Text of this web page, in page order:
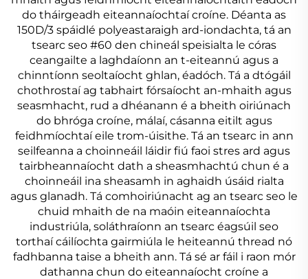
do tháirgeadh eiteannaíochtaí croíne. Déanta as
150D/3 spáidlé polyeastaraigh ard-iondachta, tá an
tsearc seo #60 den chineál speisialta le córas
ceangailte a laghdaíonn an t-eiteannú agus a
chinntíonn seoltaíocht ghlan, éadóch. Tá a dtógáil
chothrostaí ag tabhairt fórsaíocht an-mhaith agus
seasmhacht, rud a dhéanann é a bheith oiriúnach
do bhróga croíne, málaí, cásanna eitilt agus
feidhmíochtaí eile trom-úisithe. Tá an tsearc in ann
seilfeanna a choinneáil láidir fiú faoi stres ard agus
tairbheannaíocht dath a sheasmhachtú chun é a
choinneáil ina sheasamh in aghaidh úsáid rialta
agus glanadh. Tá comhoiriúnacht ag an tsearc seo le
chuid mhaith de na maóin eiteannaíochta
industriúla, soláthraíonn an tsearc éagsúil seo
torthaí cáilíochta gairmiúla le heiteannú thread nó
fadhbanna taise a bheith ann. Tá sé ar fáil i raon mór
dathanna chun do eiteannaíocht croíne a